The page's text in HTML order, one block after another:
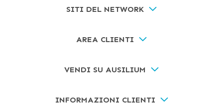
SITI DEL NETWORK
AREA CLIENTI
VENDI SU AUSILIUM
INFORMAZIONI CLIENTI